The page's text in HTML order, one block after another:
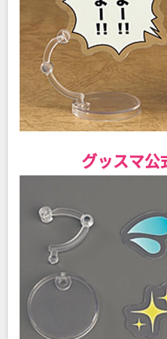
グッスマ公